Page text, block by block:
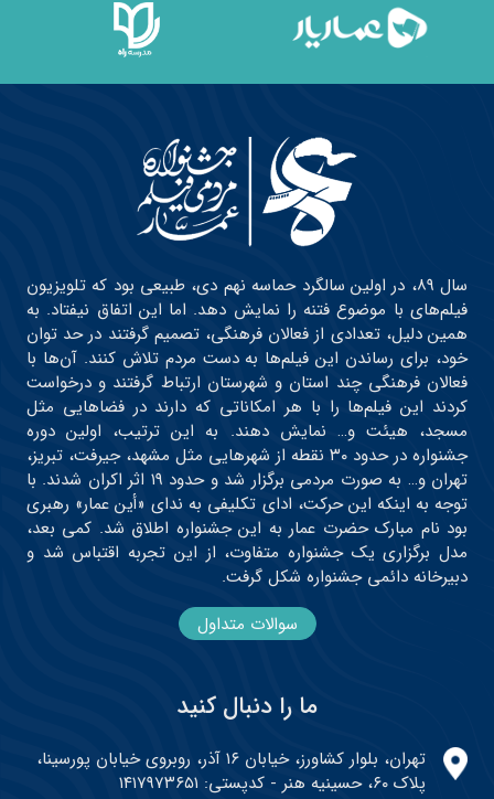
سال ۸۹، در اولین سالگرد حماسه نهم دی، طبیعی بود که تلویزیون
فیلم‌های با موضوع فتنه را نمایش دهد. اما این اتفاق نیفتاد. به
همین دلیل، تعدادی از فعالان فرهنگی، تصمیم گرفتند در حد توان
خود، برای رساندن این فیلم‌ها به دست مردم تلاش کنند. آن‌ها با
فعالان فرهنگی چند استان و شهرستان ارتباط گرفتند و درخواست
کردند این فیلم‌ها را با هر امکاناتی که دارند در فضاهایی مثل
مسجد، هیئت و… نمایش دهند. به این ترتیب، اولین دوره
جشنواره در حدود ۳۰ نقطه از شهرهایی مثل مشهد، جیرفت، تبریز،
تهران و… به صورت مردمی برگزار شد و حدود ۱۹ اثر اکران شدند. با
توجه به اینکه این حرکت، ادای تکلیفی به ندای «أین عمار» رهبری
بود نام مبارک حضرت عمار به این جشنواره اطلاق شد. کمی بعد،
مدل برگزاری یک جشنواره متفاوت، از این تجربه اقتباس شد و
دبیرخانه دائمی جشنواره شکل گرفت.
سوالات متداول
ما را دنبال کنید
تهران، بلوار کشاورز، خیابان ۱۶ آذر، روبروی خیابان پورسینا،
پلاک ۶۰، حسینیه هنر - کدپستی: ۱۴۱۷۹۷۳۶۵۱